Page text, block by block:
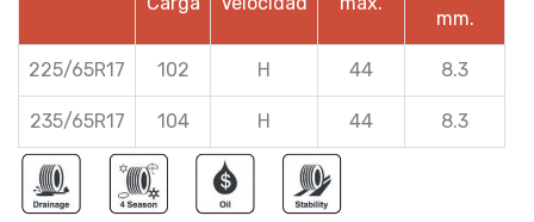
mm.
225/65R17 102 H 44 8.3
235/65R17 104 H 44 8.3